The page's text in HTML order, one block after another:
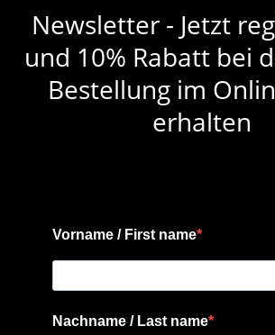
Newsletter - Jetzt
und 10% Rabatt bei
Bestellung im
erhalten
Vorname / First name
Nachname / Last name